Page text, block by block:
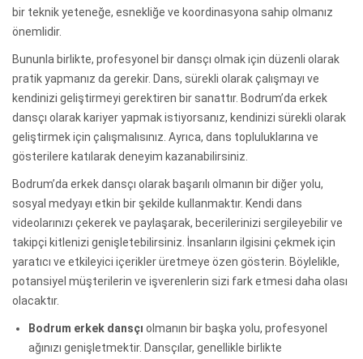
bir teknik yeteneğe, esnekliğe ve koordinasyona sahip olmanız
önemlidir.
Bununla birlikte, profesyonel bir dansçı olmak için düzenli olarak
pratik yapmanız da gerekir. Dans, sürekli olarak çalışmayı ve
kendinizi geliştirmeyi gerektiren bir sanattır. Bodrum’da erkek
dansçı olarak kariyer yapmak istiyorsanız, kendinizi sürekli olarak
geliştirmek için çalışmalısınız. Ayrıca, dans topluluklarına ve
gösterilere katılarak deneyim kazanabilirsiniz.
Bodrum’da erkek dansçı olarak başarılı olmanın bir diğer yolu,
sosyal medyayı etkin bir şekilde kullanmaktır. Kendi dans
videolarınızı çekerek ve paylaşarak, becerilerinizi sergileyebilir ve
takipçi kitlenizi genişletebilirsiniz. İnsanların ilgisini çekmek için
yaratıcı ve etkileyici içerikler üretmeye özen gösterin. Böylelikle,
potansiyel müşterilerin ve işverenlerin sizi fark etmesi daha olası
olacaktır.
Bodrum erkek dansçı olmanın bir başka yolu, profesyonel
ağınızı genişletmektir. Dansçılar, genellikle birlikte